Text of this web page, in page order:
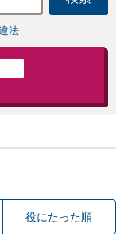
法
役にたった順